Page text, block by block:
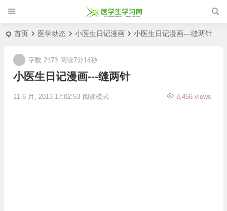
首页 医学动态 小医生日记漫画 小医生日记漫画---缝两针
小医生日记漫画---缝两针
11 6 月, 2013 17:02:53 8,456 views
字数 2173 阅读7分14秒
阅读模式